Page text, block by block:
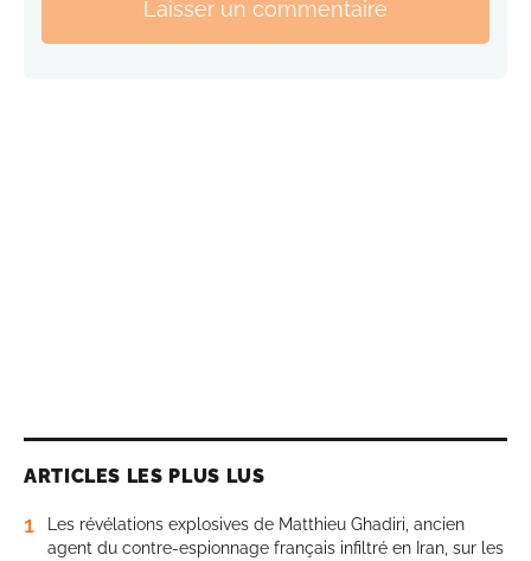
Laisser un commentaire
ARTICLES LES PLUS LUS
1
Les révélations explosives de Matthieu Ghadiri, ancien
agent du contre-espionnage français infiltré en Iran, sur les